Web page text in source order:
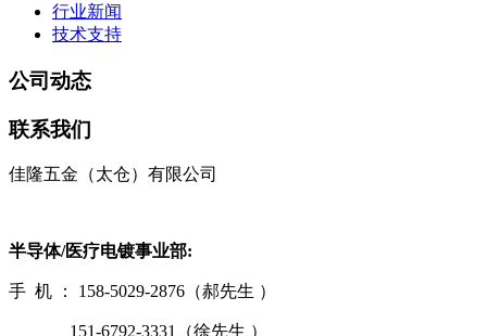
行业新闻
技术支持
公司动态
联系我们
佳隆五金（太仓）有限公司
半导体/医疗电镀事业部:
手 机 ： 158-5029-2876（郝先生 ）
151-6792-3331（徐先生 ）